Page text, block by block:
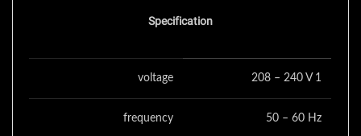
Specification
voltage 208 – 240 V 1
frequency 50 – 60 Hz